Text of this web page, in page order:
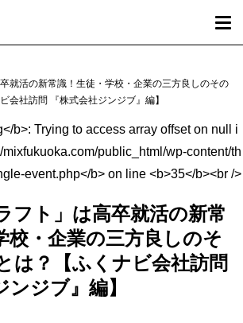
就活の新常識！生徒・学校・企業の三方良しのその
会社訪問 『株式会社ジンジブ』編】
フト」は高卒就活の新常
校・企業の三方良しのそ
は？【ふくナビ会社訪問
ンジブ』編】